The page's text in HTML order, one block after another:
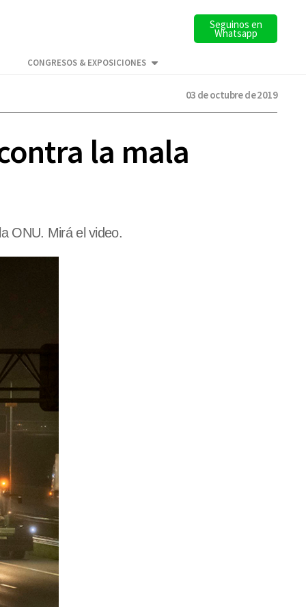
Seguinos en
Whatsapp
CONGRESOS & EXPOSICIONES
03 de octubre de 2019
la mala
ONU. Mirá el video.